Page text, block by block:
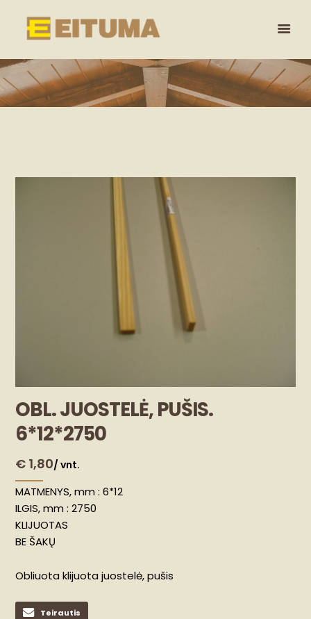
OBL. JUOSTELĖ, PUŠIS.
6*12*2750
€ 1,80/ vnt.
MATMENYS, mm : 6*12
ILGIS, mm : 2750
KLIJUOTAS
BE ŠAKŲ
Obliuota klijuota juostelė, pušis
Teirautis